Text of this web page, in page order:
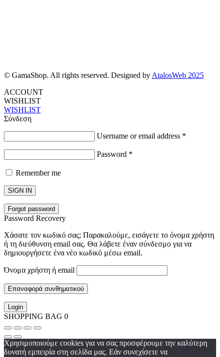
© GamaShop. All rights reserved. Designed by AtalosWeb 2025
ACCOUNT
WISHLIST
WISHLIST
Σύνδεση
Username or email address *
Password *
Remember me
SIGN IN
Forgot password
Password Recovery
Χάσατε τον κωδικό σας; Παρακαλούμε, εισάγετε το όνομα χρήστη
ή τη διεύθυνση email σας. Θα λάβετε έναν σύνδεσμο για να
δημιουργήσετε ένα νέο κωδικό μέσω email.
Όνομα χρήστη ή email
Επαναφορά συνθηματικού
Login
SHOPPING BAG 0
Χρησιμοποιούμε cookies για να σας προσφέρουμε την καλύτερη
δυνατή εμπειρία στη σελίδα μας. Εάν συνεχίσετε να